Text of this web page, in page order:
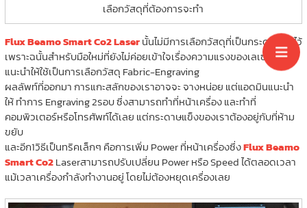
เลือกวัสดุที่ต้องการจะทำ
Flux Beamo Smart Co2 Laserนั้นไม่มีการเลือกวัสดุที่เป็นกระดาษเอาไว้
เพราะฉนั้นสำหรับมือใหม่ที่ยังไม่ค่อยเข้าใจเรื่องความแรงของเลเซอร์
แนะนำให้ใช้เป็นการเลือกวัสดุ Fabric-Engraving
ผลลัพท์ที่ออกมา การแกะสลักของเราอาจจะ จางหน่อย แต่แอดมินแนะนำ
ให้ ทำการ Engraving 2รอบ ซึ่งสามารถทำที่หน้าเครื่อง และทำที่
คอมพิวเตอร์หรือโทรศัพท์ได้เลย แต่กระดาษแข็งของเราต้องอยู่กับที่ห้าม
ขยับ
และอีก1วิธีเป็นทริคเล็กๆ คือการเพิ่ม Power ที่หน้าเครื่องซึ่งFlux Beamo
Smart Co2Laserสามารถปรับเปลี่ยน Power หรือ Speed ได้ตลอดเวลา
แม้เวลาเครื่องกำลังทำงานอยู่ โดยไม่ต้องหยุดเครื่องเลย